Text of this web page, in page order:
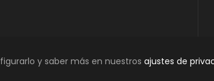
y saber más en nuestros ajustes de